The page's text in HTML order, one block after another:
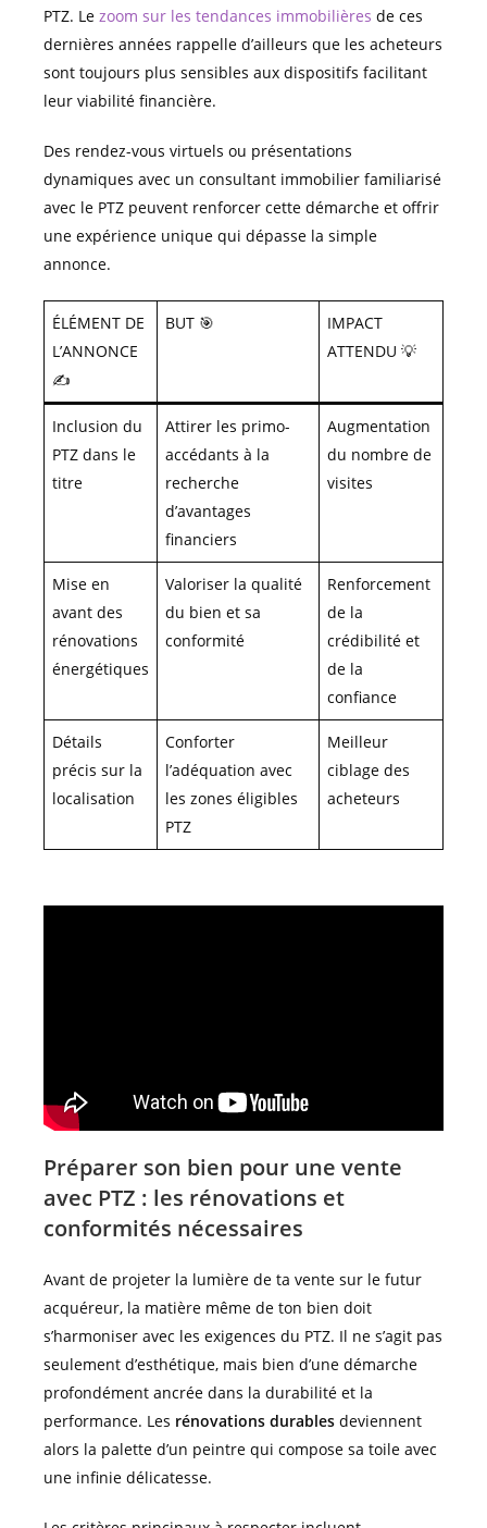
PTZ. Le zoom sur les tendances immobilières de ces
dernières années rappelle d’ailleurs que les acheteurs
sont toujours plus sensibles aux dispositifs facilitant
leur viabilité financière.
Des rendez-vous virtuels ou présentations
dynamiques avec un consultant immobilier familiarisé
avec le PTZ peuvent renforcer cette démarche et offrir
une expérience unique qui dépasse la simple
annonce.
ÉLÉMENT DE
L’ANNONCE
✍️
BUT 🎯
IMPACT
ATTENDU 💡
Inclusion du
PTZ dans le
titre
Attirer les primo-
accédants à la
recherche
d’avantages
financiers
Augmentation
du nombre de
visites
Mise en
avant des
rénovations
énergétiques
Valoriser la qualité
du bien et sa
conformité
Renforcement
de la
crédibilité et
de la
confiance
Détails
précis sur la
localisation
Conforter
l’adéquation avec
les zones éligibles
PTZ
Meilleur
ciblage des
acheteurs
Préparer son bien pour une vente
avec PTZ : les rénovations et
conformités nécessaires
Avant de projeter la lumière de ta vente sur le futur
acquéreur, la matière même de ton bien doit
s’harmoniser avec les exigences du PTZ. Il ne s’agit pas
seulement d’esthétique, mais bien d’une démarche
profondément ancrée dans la durabilité et la
performance. Les rénovations durables deviennent
alors la palette d’un peintre qui compose sa toile avec
une infinie délicatesse.